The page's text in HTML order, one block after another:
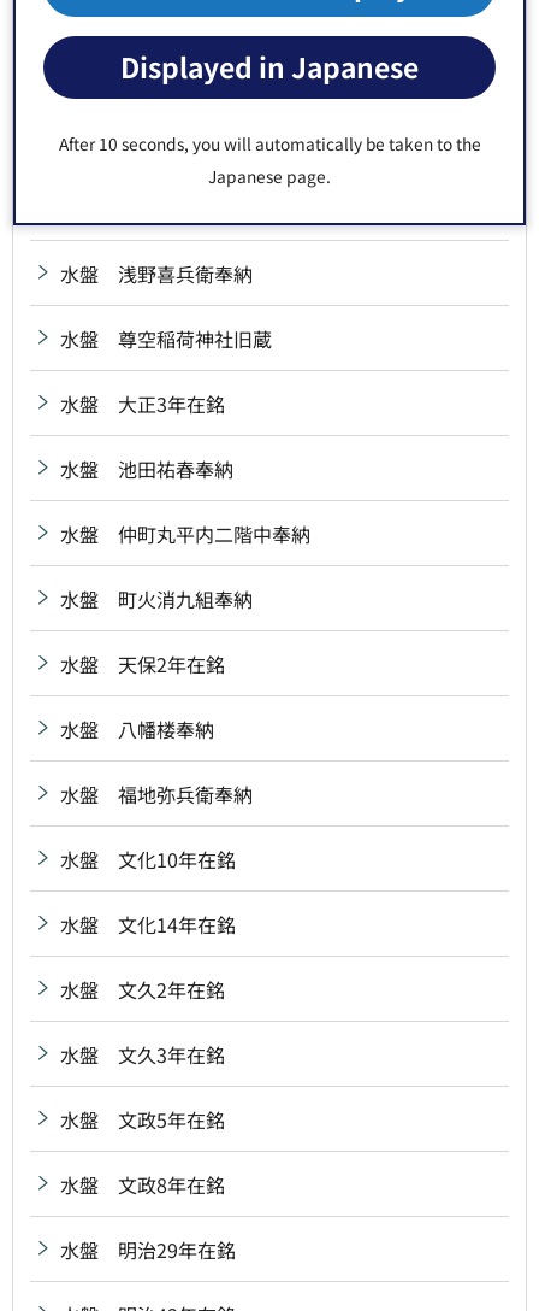
Displayed in Japanese
After 10 seconds, you will automatically be taken to the
Japanese page.
水盤 小倉藩宮本源兵衛興根奉納
水盤 昭和11年在銘
水盤 昭和14年在銘
水盤 浅野喜兵衛奉納
水盤 尊空稲荷神社旧蔵
水盤 大正3年在銘
水盤 池田祐春奉納
水盤 仲町丸平内二階中奉納
水盤 町火消九組奉納
水盤 天保2年在銘
水盤 八幡楼奉納
水盤 福地弥兵衛奉納
水盤 文化10年在銘
水盤 文化14年在銘
水盤 文久2年在銘
水盤 文久3年在銘
水盤 文政5年在銘
水盤 文政8年在銘
水盤 明治29年在銘